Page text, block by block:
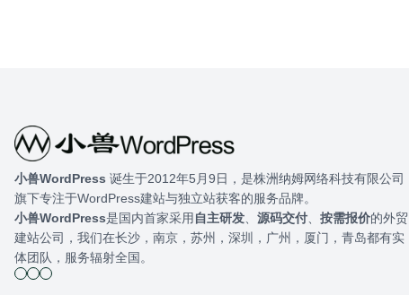
小兽WordPress ​ 诞生于2012年5月9日，是株洲纳姆网络科技有限公司
旗下专注于WordPress建站与独立站获客的服务品牌。
小兽WordPress是国内首家采用 自主研发 源码交付 按需报价的外贸
建站公司，我们在长沙，南京，苏州，深圳，广州，厦门，青岛都有实
体团队，服务辐射全国。